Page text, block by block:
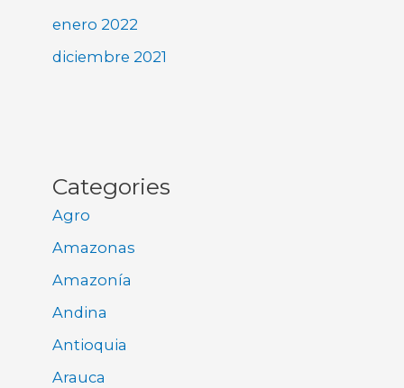
enero 2022
diciembre 2021
Categories
Agro
Amazonas
Amazonía
Andina
Antioquia
Arauca